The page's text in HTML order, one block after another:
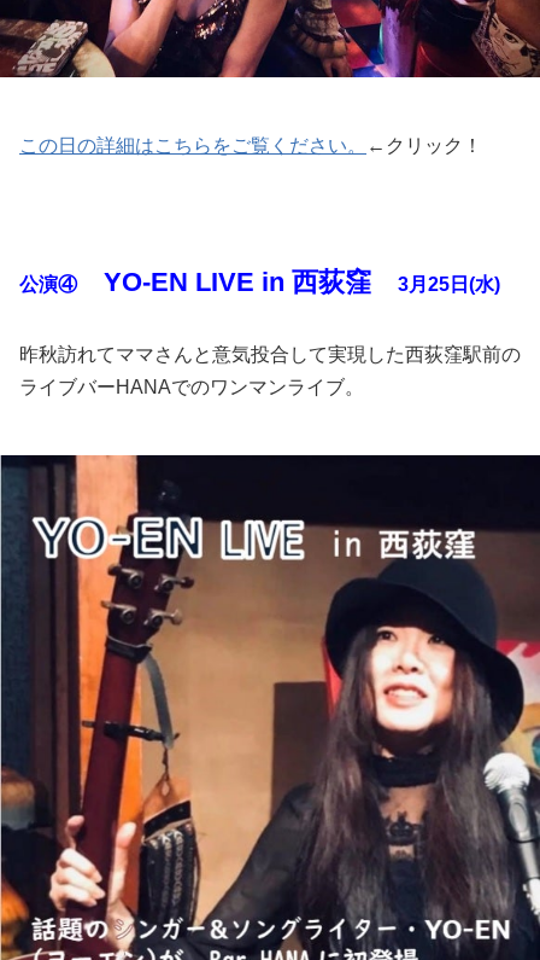
この日の詳細はこちらをご覧ください。 ←クリック！
公演④YO-EN LIVE in 西荻窪 3月25日(水)
昨秋訪れてママさんと意気投合して実現した西荻窪駅前の
ライブバーHANAでのワンマンライブ。